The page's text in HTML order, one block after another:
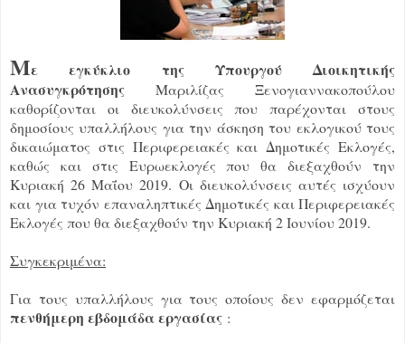
Με εγκύκλιο της Υπουργού Διοικητικής
Ανασυγκρότησης Μαριλίζας Ξενογιαννακοπούλου
καθορίζονται οι διευκολύνσεις που παρέχονται στους
δημοσίους υπαλλήλους για την άσκηση του εκλογικού τους
δικαιώματος στις Περιφερειακές και Δημοτικές Εκλογές,
καθώς και στις Ευρωεκλογές που θα διεξαχθούν την
Κυριακή 26 Μαΐου 2019. Οι διευκολύνσεις αυτές ισχύουν
και για τυχόν επαναληπτικές Δημοτικές και Περιφερειακές
Εκλογές που θα διεξαχθούν την Κυριακή 2 Ιουνίου 2019.
Συγκεκριμένα:
Για τους υπαλλήλους για τους οποίους δεν εφαρμόζεται
πενθήμερη εβδομάδα εργασίας :